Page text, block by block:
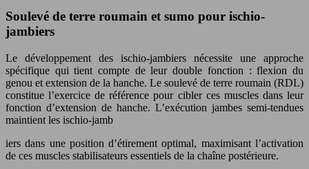
Soulevé de terre roumain et sumo pour ischio-
jambiers
Le développement des ischio-jambiers nécessite une approche
spécifique qui tient compte de leur double fonction : flexion du
genou et extension de la hanche. Le soulevé de terre roumain (RDL)
constitue l’exercice de référence pour cibler ces muscles dans leur
fonction d’extension de hanche. L’exécution jambes semi-tendues
maintient les ischio-jamb
iers dans une position d’étirement optimal, maximisant l’activation
de ces muscles stabilisateurs essentiels de la chaîne postérieure.